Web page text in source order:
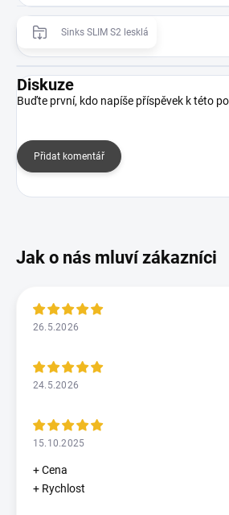
Sinks SLIM S2 lesklá
Diskuze
Buďte první, kdo napíše příspěvek k této
Přidat komentář
26.5.2026
24.5.2026
15.10.2025
+ Cena
+ Rychlost